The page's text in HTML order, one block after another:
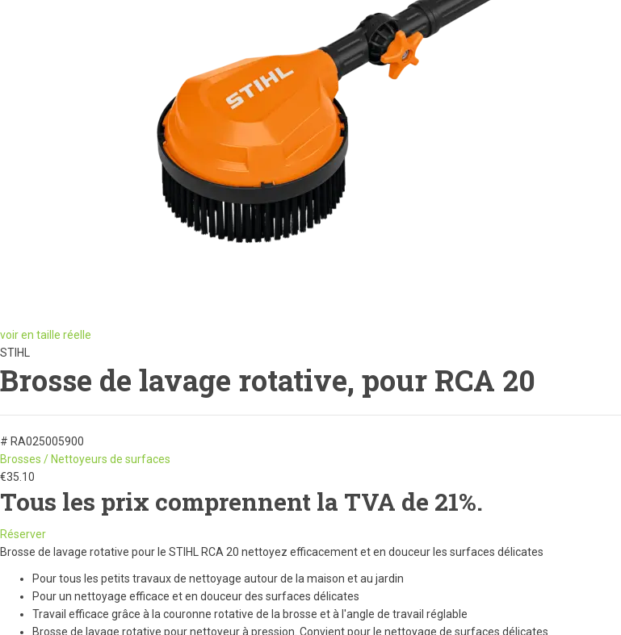
voir en taille réelle
STIHL
Brosse de lavage rotative, pour RCA 20
# RA025005900
Brosses / Nettoyeurs de surfaces
€35.10
Tous les prix comprennent la TVA de 21%.
Réserver
Brosse de lavage rotative pour le STIHL RCA 20 nettoyez efficacement et en douceur les surfaces délicates
Pour tous les petits travaux de nettoyage autour de la maison et au jardin
Pour un nettoyage efficace et en douceur des surfaces délicates
Travail efficace grâce à la couronne rotative de la brosse et à l'angle de travail réglable
Brosse de lavage rotative pour nettoyeur à pression. Convient pour le nettoyage de surfaces délicates